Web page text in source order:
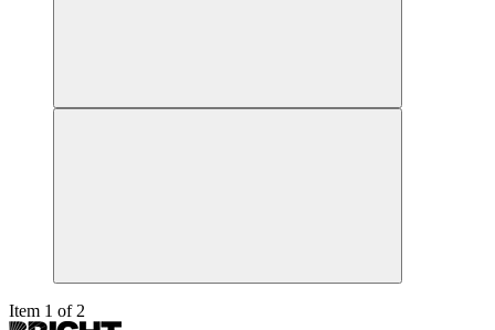
Item 1 of 2